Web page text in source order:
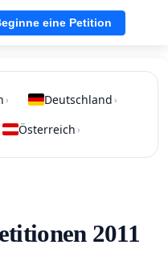
eine Petition
› Deutschland ›
Österreich ›
2011